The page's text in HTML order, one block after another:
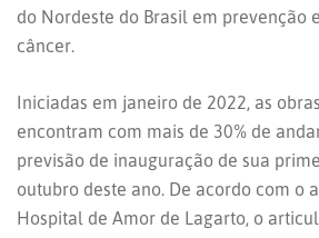
do Nordeste do Brasil em prevenção
câncer.
Iniciadas em janeiro de 2022, as
encontram com mais de 30% de
previsão de inauguração de sua
outubro deste ano. De acordo com o
Hospital de Amor de Lagarto, o